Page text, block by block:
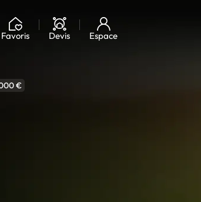
Favoris Devis Espace
€